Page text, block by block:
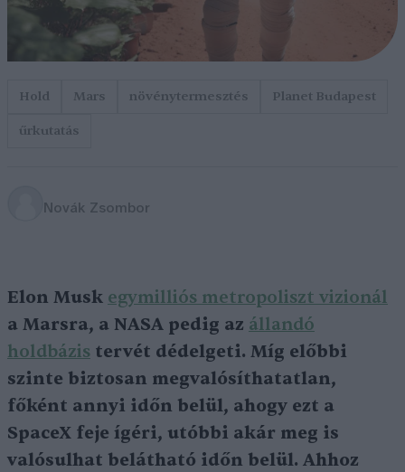
Hold Mars növénytermesztés
Planet Budapest
űrkutatás
Novák Zsombor
Elon Musk egymilliós metropoliszt vizionál
a Marsra, a NASA pedig az állandó
holdbázis tervét dédelgeti. Míg előbbi
szinte biztosan megvalósíthatatlan,
főként annyi időn belül, ahogy ezt a
SpaceX feje ígéri, utóbbi akár meg is
valósulhat belátható időn belül. Ahhoz